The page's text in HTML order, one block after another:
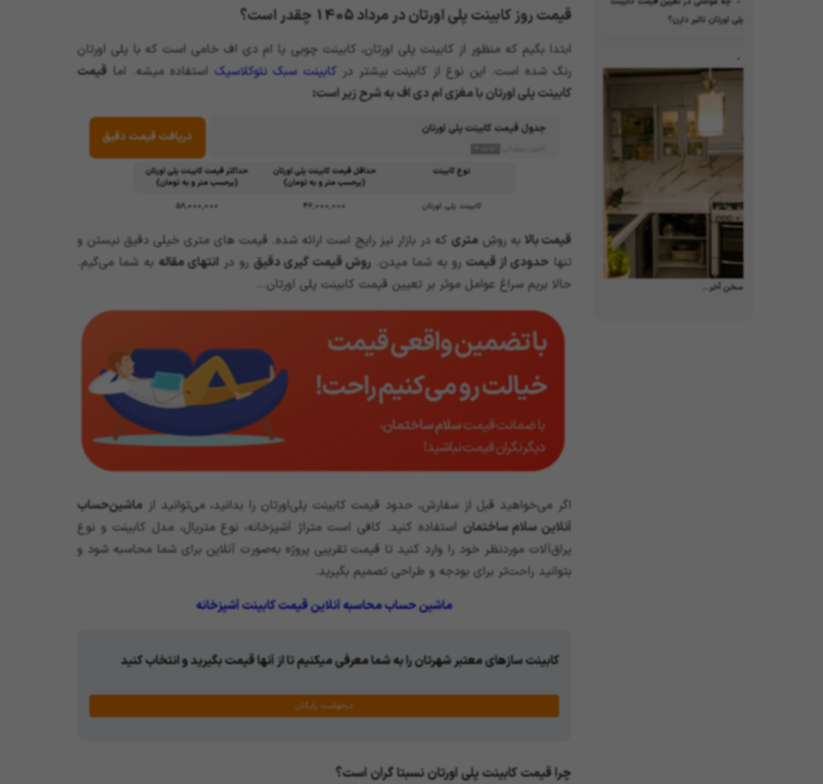
پلی اورتان تاثیر دارن؟
سخن آخر…
قیمت روز کابینت پلی اورتان در مرداد 1405 چقدر است؟
ابتدا بگیم که منظور از کابینت پلی اورتان، کابینت چوبی یا ام دی اف خامی است که با پلی اورتان
رنگ شده است. این نوع از کابینت بیشتر در کابینت سبک نئوکلاسیک استفاده میشه. اما قیمت
کابینت پلی اورتان با مغزی ام دی اف به شرح زیر است:
جدول قیمت کابینت پلی اورتان دریافت قیمت دقیق
نوع کابینت
حداقل قیمت کابینت پلی اورتان
( برحسب متر و به تومان )
حداکثر قیمت کابینت پلی اورتان
( برحسب متر و به تومان )
کابینت پلی اورتان
46,000,000
58,000,000
قیمت بالا به روشِمتری که در بازار نیز رایج است ارائه شده. قیمت های متری خیلی دقیق نیستن و
تنها حدودی از قیمت رو به شما میدن.روش قیمت گیری دقیق رو در انتهای مقاله به شما می‌گیم.
حالا بریم سراغ عوامل موثر بر تعیین قیمت کابینت پلی اورتان…
اگر می‌خواهید قبل از سفارش، حدود قیمت کابینت پلی‌اورتان را بدانید، می‌توانید از ماشین‌حساب
آنلاین سلام ساختمان استفاده کنید. کافی است متراژ آشپزخانه، نوع متریال، مدل کابینت و نوع
یراق‌آلات موردنظر خود را وارد کنید تا قیمت تقریبی پروژه به‌صورت آنلاین برای شما محاسبه شود و
بتوانید راحت‌تر برای بودجه و طراحی تصمیم بگیرید.
ماشین حساب محاسبه آنلاین قیمت کابینت آشپزخانه
کابینت سازهای معتبر شهرتان را به شما معرفی میکنیم تا از آنها قیمت بگیرید و انتخاب کنید
درخواست رایگان
چرا قیمت کابینت پلی اورتان نسبتا گران است؟